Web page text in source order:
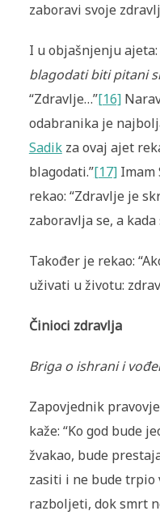
zaboravi svoje
I u objašnjenju ajeta:
blagodati biti pitani
“Zdravlje…”[16]
odabranika je
Sadikza ovaj ajet
blagodati.”[17]Imam
rekao: “Zdravlje je
zaboravlja se, a
Također je rekao:
uživati u životu:
Činioci zdravlja
Briga o ishrani i
Zapovjednik
kaže: “Ko god bude
žvakao, bude
zasiti i ne bude trpio
razboljeti, dok smrt